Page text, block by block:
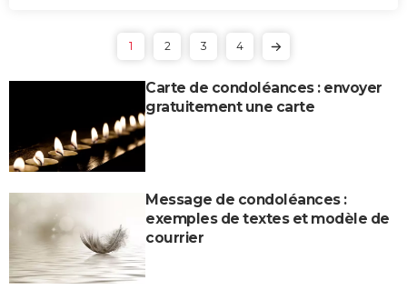
1 2 3 4
Carte de condoléances : envoyer
gratuitement une carte
Message de condoléances :
exemples de textes et modèle de
courrier